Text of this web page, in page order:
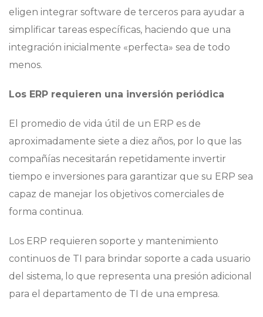
eligen integrar software de terceros para ayudar a
simplificar tareas específicas, haciendo que una
integración inicialmente «perfecta» sea de todo
menos.
Los ERP requieren una inversión periódica
El promedio de vida útil de un ERP es de
aproximadamente siete a diez años, por lo que las
compañías necesitarán repetidamente invertir
tiempo e inversiones para garantizar que su ERP sea
capaz de manejar los objetivos comerciales de
forma continua.
Los ERP requieren soporte y mantenimiento
continuos de TI para brindar soporte a cada usuario
del sistema, lo que representa una presión adicional
para el departamento de TI de una empresa.